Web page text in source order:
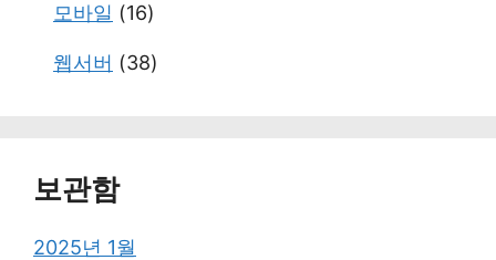
모바일 (16)
웹서버 (38)
보관함
2025년 1월